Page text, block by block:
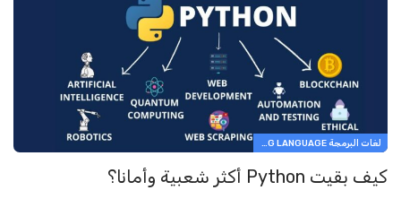
لغات البرمجة PROGRAMMING LANGUAGE
كيف بقيت Python أكثر شعبية وأمانا؟